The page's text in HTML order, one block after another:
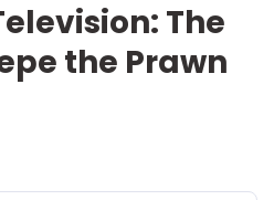
The
the Prawn